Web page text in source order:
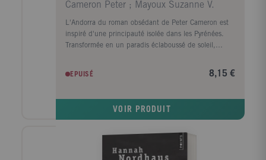
Cameron Peter ; Mayoux Suzanne V.
L'Andorra du roman obsédant de Peter Cameron est
inspiré d'une principauté isolée dans les Pyrénées.
Transformée en un paradis éclaboussé de soleil,
alors qu'il n'y rencontre que des souvenirs inquiétants
EPUISÉ 8,15 €
VOIR PRODUIT